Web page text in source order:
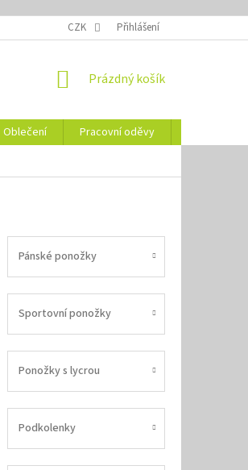
NÁVODY NA ÚDRŽBU
CZK Přihlášení
NÁKUPNÍ
Prázdný košík
Oblečení Pracovní oděvy
Pánské ponožky
Sportovní ponožky
Ponožky s lycrou
Podkolenky